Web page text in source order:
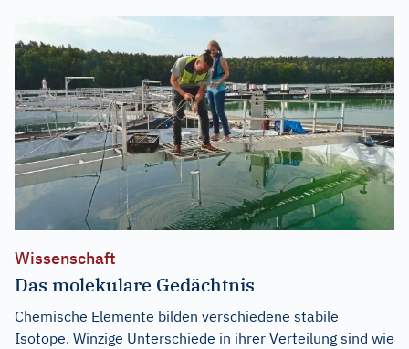
Wissenschaft
Das molekulare Gedächtnis
Chemische Elemente bilden verschiedene stabile
Isotope. Winzige Unterschiede in ihrer Verteilung sind wie